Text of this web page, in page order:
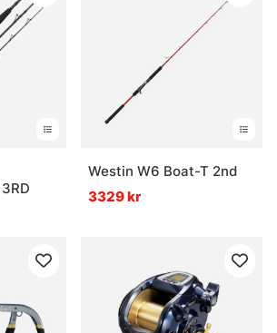
utav 5 stjärnorWestin W6 Boat-T 2nd
3329 kr